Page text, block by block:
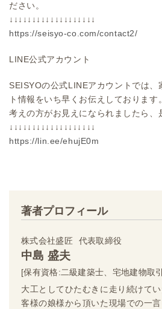
ださい。
↓↓↓↓↓↓↓↓↓↓↓↓↓↓↓↓↓↓↓
https://seisyo-co.com/contact2/
LINE公式アカウント
SEISYOの公式LINEアカウントでは、
ト情報をいち早くお伝えしておりま
考えの方がお見えになられましたら、
↓↓↓↓↓↓↓↓↓↓↓↓↓↓↓↓↓↓↓
https://lin.ee/ehujE0m
著者プロフィール
株式会社盛匠 代表取締役
中島 盛夫
[保有資格:二級建築士、宅地建物取
大工としてひたむきに走り続けて
客様の娘様から頂いた現場での一